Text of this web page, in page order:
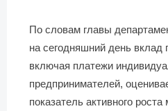
По словам главы
на сегодняшний день
включая платежи
предпринимателей,
показатель активного роста